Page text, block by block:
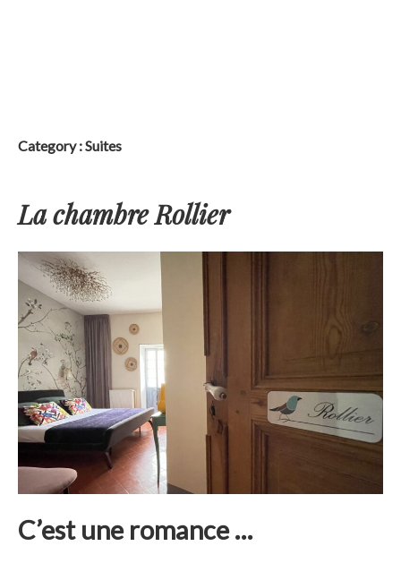
Category :Suites
La chambre Rollier
C’est une romance …